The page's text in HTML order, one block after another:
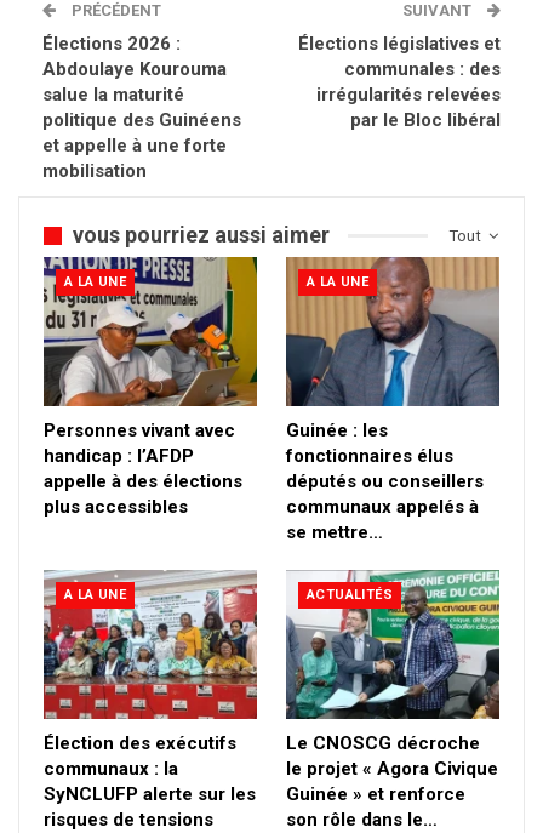
PRÉCÉDENT
Élections 2026 :
Abdoulaye Kourouma
salue la maturité
politique des Guinéens
et appelle à une forte
mobilisation
SUIVANT
Élections législatives et
communales : des
irrégularités relevées
par le Bloc libéral
Tout
vous pourriez aussi aimer
A LA UNE
Personnes vivant avec
handicap : l’AFDP
appelle à des élections
plus accessibles
A LA UNE
Guinée : les
fonctionnaires élus
députés ou conseillers
communaux appelés à
se mettre…
A LA UNE
Élection des exécutifs
communaux : la
SyNCLUFP alerte sur les
risques de tensions
ACTUALITÉS
Le CNOSCG décroche
le projet « Agora Civique
Guinée » et renforce
son rôle dans le…